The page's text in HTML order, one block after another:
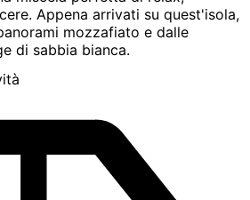
Appena arrivati su quest'isola,
mozzafiato e dalle
di sabbia bianca.